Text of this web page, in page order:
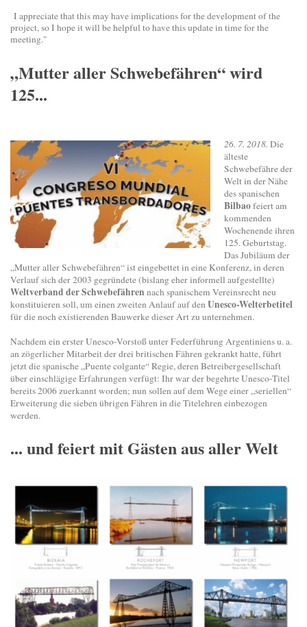
I appreciate that this may have implications for the development of the
project, so I hope it will be helpful to have this update in time for the
meeting."
„Mutter aller Schwebefähren“ wird
125...
26. 7. 2018. Die
älteste
Schwebefähre der
Welt in der Nähe
des spanischen
Bilbaofeiert am
kommenden
Wochenende ihren
125. Geburtstag.
Das Jubiläum der
„Mutter aller Schwebefähren“ ist eingebettet in eine Konferenz, in deren
Verlauf sich der 2003 gegründete (bislang eher informell aufgestellte)
Weltverband der Schwebefähren nach spanischem Vereinsrecht neu
konstituieren soll, um einen zweiten Anlauf auf den Unesco-Welterbetitel
für die noch existierenden Bauwerke dieser Art zu unternehmen.
Nachdem ein erster Unesco-Vorstoß unter Federführung Argentiniens u. a.
an zögerlicher Mitarbeit der drei britischen Fähren gekrankt hatte, führt
jetzt die spanische „Puente colgante“ Regie, deren Betreibergesellschaft
über einschlägige Erfahrungen verfügt: Ihr war der begehrte Unesco-Titel
bereits 2006 zuerkannt worden; nun sollen auf dem Wege einer „seriellen“
Erweiterung die sieben übrigen Fähren in die Titelehren einbezogen
werden.
... und feiert mit Gästen aus aller Welt